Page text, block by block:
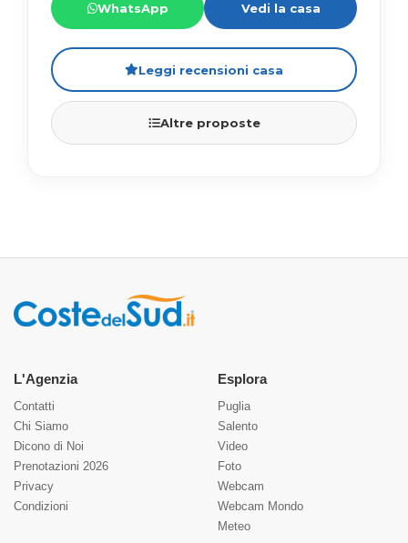
WhatsApp Vedi la casa
Leggi recensioni casa
Altre proposte
L'Agenzia
Contatti
Chi Siamo
Dicono di Noi
Prenotazioni 2026
Privacy
Condizioni
Esplora
Puglia
Salento
Video
Foto
Webcam
Webcam Mondo
Meteo